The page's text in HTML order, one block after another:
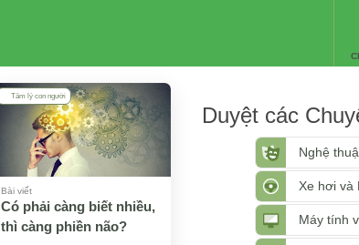
Tâm lý con người
Bài viết
Có phải càng biết nhiều,
thì càng phiền não?
Duyệt các
Nghệ
Xe hơi và
Máy tính